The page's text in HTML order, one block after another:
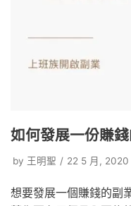
如何發展一份賺
by 王明聖 22 5 月, 2020
想要發展一個賺錢的副